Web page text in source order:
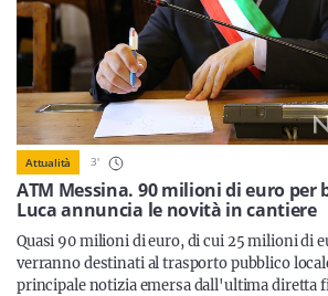
Società
Economia
Sport
Sicilia
Servizi
ATM Messina. 90 milioni di euro per
Luca annuncia le novità in cantiere
Attualità 3'
Quasi 90 milioni di euro, di cui 25 milioni di
verranno destinati al trasporto pubblico
principale notizia emersa dall'ultima diretta